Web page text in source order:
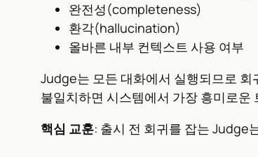
완전성(completeness)
환각(hallucination)
올바른 내부 컨텍스트 사용 여부
Judge는 모든 대화에서 실행되므로
불일치하면 시스템에서 가장 흥미로운
핵심 교훈: 출시 전 회귀를 잡는 Judge